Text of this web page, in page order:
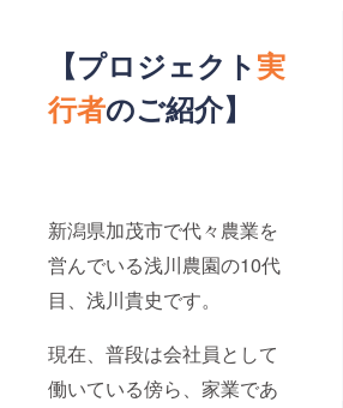
【プロジェクト実
行者のご紹介】
新潟県加茂市で代々農業を
営んでいる浅川農園の10代
目、浅川貴史です。
現在、普段は会社員として
働いている傍ら、家業であ